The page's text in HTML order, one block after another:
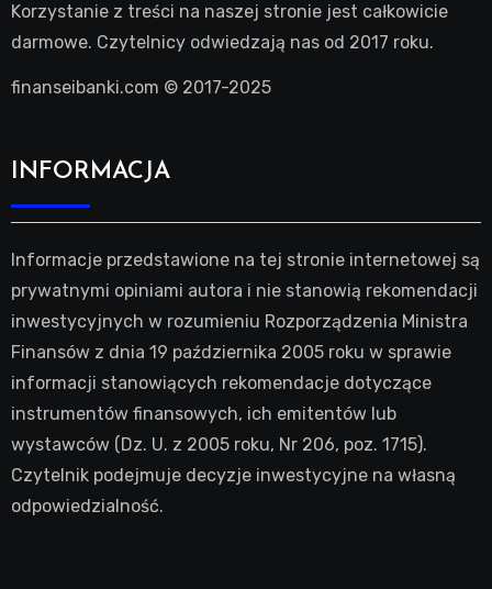
Korzystanie z treści na naszej stronie jest całkowicie
darmowe. Czytelnicy odwiedzają nas od 2017 roku.
finanseibanki.com © 2017-2025
INFORMACJA
Informacje przedstawione na tej stronie internetowej są
prywatnymi opiniami autora i nie stanowią rekomendacji
inwestycyjnych w rozumieniu Rozporządzenia Ministra
Finansów z dnia 19 października 2005 roku w sprawie
informacji stanowiących rekomendacje dotyczące
instrumentów finansowych, ich emitentów lub
wystawców (Dz. U. z 2005 roku, Nr 206, poz. 1715).
Czytelnik podejmuje decyzje inwestycyjne na własną
odpowiedzialność.